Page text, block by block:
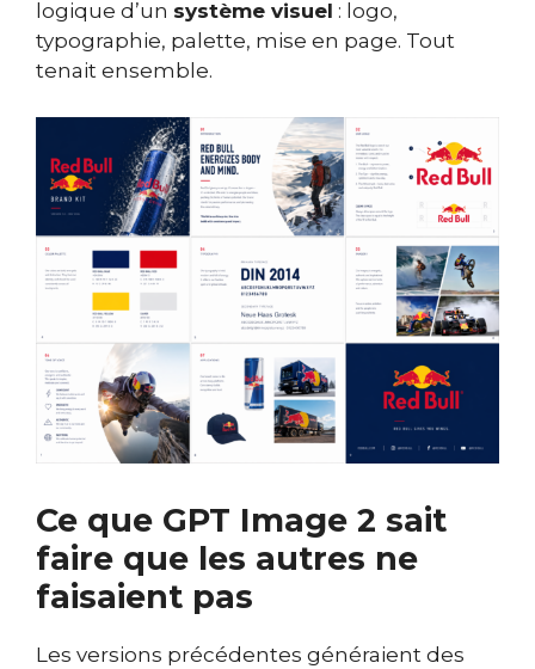
logique d’un système visuel : logo,
typographie, palette, mise en page. Tout
tenait ensemble.
Ce que GPT Image 2 sait
faire que les autres ne
faisaient pas
Les versions précédentes généraient des